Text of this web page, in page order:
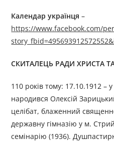
Календар українця –
https://www.facebook.com/
СКИТАЛЕЦЬ РАДИ ХРИСТА
110 років тому: 17.10.1912 –
народився Олексій
целібат, блаженний
державну гімназію у м.
семінарію (1936).